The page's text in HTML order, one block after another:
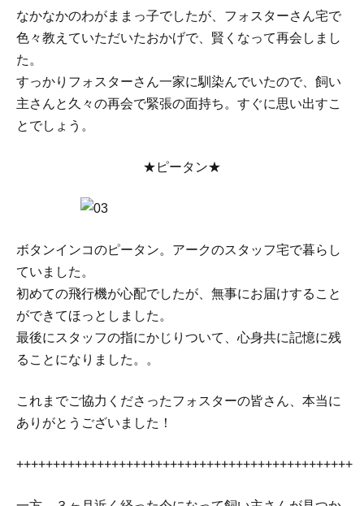
なかなかのわがままっ子でしたが、フォスターさん宅で
色々教えていただいたおかげで、賢くなって再会しまし
た。
すっかりフォスターさん一家に馴染んでいたので、飼い
主さんと久々の再会で緊張の面持ち。すぐに思い出すこ
とでしょう。
★ピータン★
ボタンインコのピータン。アークのスタッフ宅で暮らし
ていました。
初めての飛行機が心配でしたが、無事にお届けすること
ができてほっとしました。
最後にスタッフの指にかじりついて、心身共に記憶に残
ることになりました。。
これまでご協力くださったフォスターの皆さん、本当に
ありがとうございました！
++++++++++++++++++++++++++++++++++++++++++++++